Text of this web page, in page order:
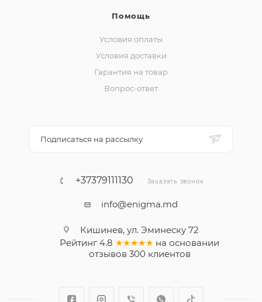
Помощь
Условия оплаты
Условия доставки
Гарантия на товар
Вопрос-ответ
Подписаться на рассылку
+37379111130 Заказать звонок
info@enigma.md
Кишинев, ул. Эминеску 72
Рейтинг 4.8 ★★★★★ на основании
отзывов 300клиентов